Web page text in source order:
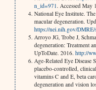
n_id=971. Accessed May
National Eye Institute.
macular degeneration.
https://nei.nih.gov/DMRE/
Arroyo JG, Trobe J,
degeneration: Treatment
UpToDate. 2016. http://
Age-Related Eye Disease
placebo-controlled,
vitamins C and E, beta
degeneration and vision